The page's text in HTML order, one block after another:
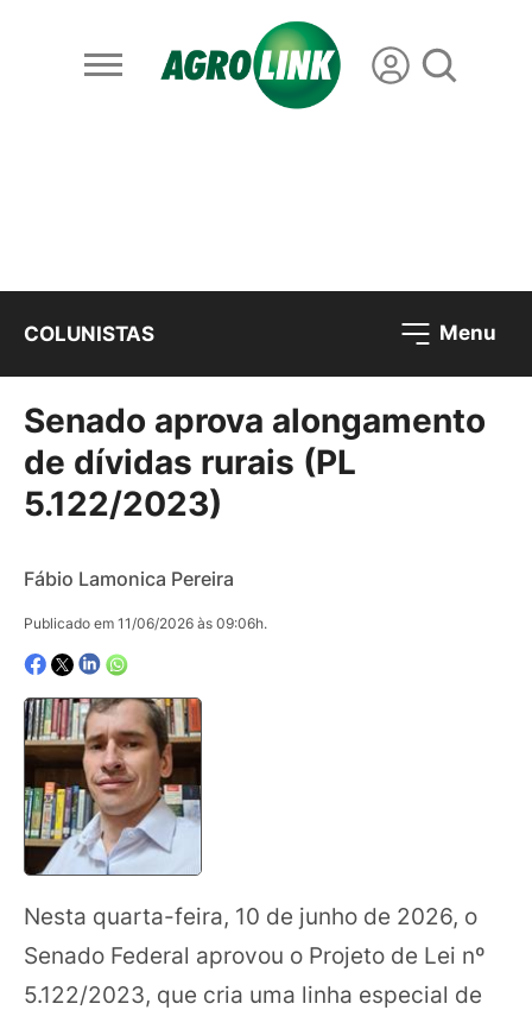
COLUNISTAS Menu
Senado aprova alongamento
de dívidas rurais (PL
5.122/2023)
Fábio Lamonica Pereira
Publicado em 11/06/2026 às 09:06h.
Nesta quarta-feira, 10 de junho de 2026, o
Senado Federal aprovou o Projeto de Lei nº
5.122/2023, que cria uma linha especial de